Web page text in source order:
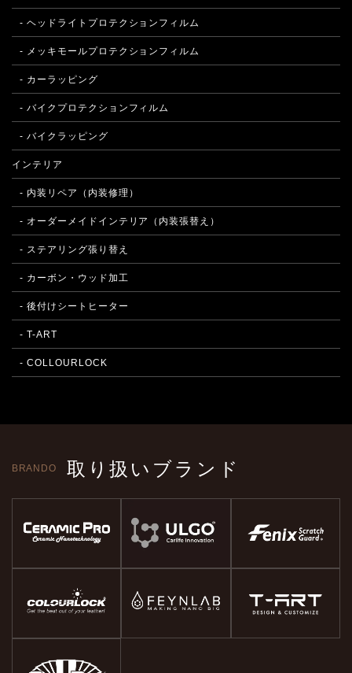
- ヘッドライトプロテクションフィルム
- メッキモールプロテクションフィルム
- カーラッピング
- バイクプロテクションフィルム
- バイクラッピング
インテリア
- 内装リペア（内装修理）
- オーダーメイドインテリア（内装張替え）
- ステアリング張り替え
- カーボン・ウッド加工
- 後付けシートヒーター
- T-ART
- COLLOURLOCK
BRANDO 取り扱いブランド